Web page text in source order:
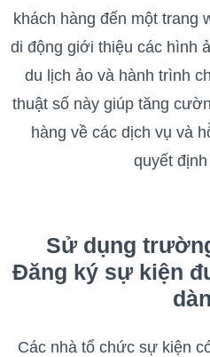
khách hàng đến một trang
di động giới thiệu các hình
du lịch ảo và hành trình
thuật số này giúp tăng
hàng về các dịch vụ và
quyết
Sử dụng
Đăng ký sự kiện
Các nhà tổ chức sự kiện